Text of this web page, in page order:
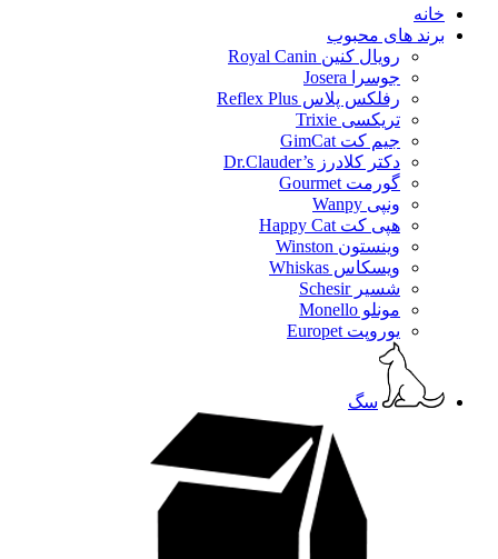
خانه
برند های محبوب
رویال کنین Royal Canin
جوسرا Josera
رفلکس پلاس Reflex Plus
تریکسی Trixie
جیم کت GimCat
دکتر کلادرز Dr.Clauder’s
گورمت Gourmet
ونپی Wanpy
هپی کت Happy Cat
وینستون Winston
ویسکاس Whiskas
شسیر Schesir
مونلو Monello
یوروپت Europet
سگ